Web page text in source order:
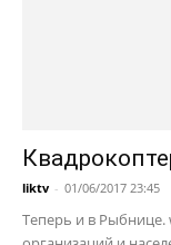
liktv - 01/06/2017 23:45
Теперь и в Рыбнице.